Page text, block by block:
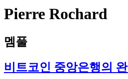
Pierre Rochard
멤풀
비트코인 중앙은행의